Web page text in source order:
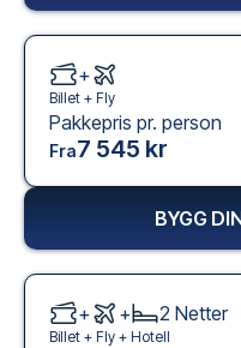
+
Billet + Fly
Pakkepris pr. person
Fra7 545 kr
BYGG
+ + 2 Netter
Billet + Fly + Hotell